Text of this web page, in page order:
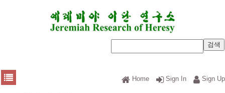
Home Sign In Sign Up